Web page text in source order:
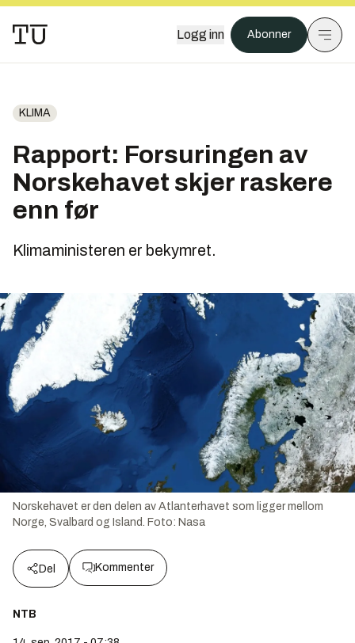
Logg inn Abonner
KLIMA
Rapport: Forsuringen av
Norskehavet skjer raskere
enn før
Klimaministeren er bekymret.
Norskehavet er den delen av Atlanterhavet som ligger mellom
Norge, Svalbard og Island. Foto: Nasa
Del Kommenter
NTB